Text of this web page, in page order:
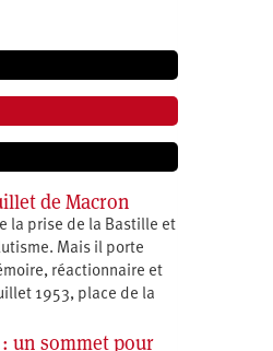
de Macron
la prise de la Bastille et
Mais il porte
réactionnaire et
1953, place de la
un sommet pour